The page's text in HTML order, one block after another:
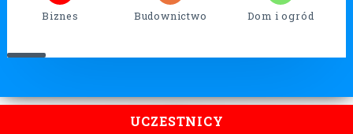
Biznes Budownictwo Dom i ogród
UCZESTNICY